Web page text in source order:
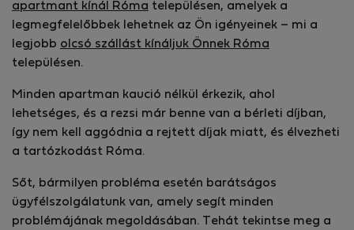
apartmant kínál Róma településen, amelyek a
legmegfelelőbbek lehetnek az Ön igényeinek – mi a
legjobb olcsó szállást kínáljuk Önnek Róma
településen.
Minden apartman kaució nélkül érkezik, ahol
lehetséges, és a rezsi már benne van a bérleti díjban,
így nem kell aggódnia a rejtett díjak miatt, és élvezheti
a tartózkodást Róma.
Sőt, bármilyen probléma esetén barátságos
ügyfélszolgálatunk van, amely segít minden
problémájának megoldásában. Tehát tekintse meg a